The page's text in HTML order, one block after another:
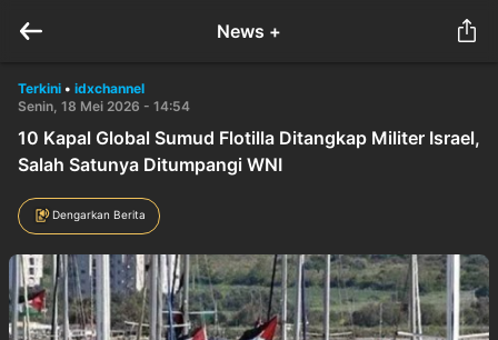
News +
Terkini • idxchannel
Senin, 18 Mei 2026 - 14:54
10 Kapal Global Sumud Flotilla Ditangkap Militer Israel,
Salah Satunya Ditumpangi WNI
Dengarkan Berita